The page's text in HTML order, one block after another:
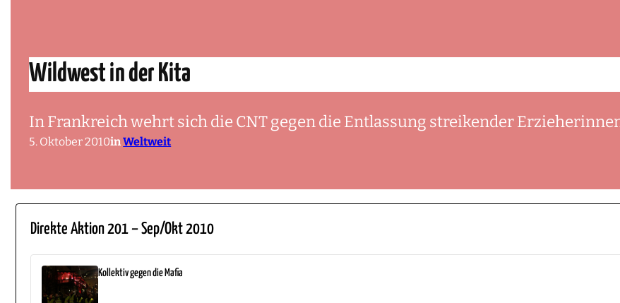
Wildwest in der Kita
In Frankreich wehrt sich die CNT gegen die Entlassung streikender
5. Oktober 2010inWeltweit
Direkte Aktion 201 – Sep/Okt 2010
Kollektiv gegen die Mafia